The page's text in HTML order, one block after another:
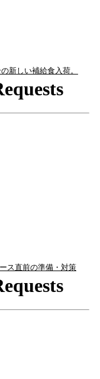
新しい補給食入荷。
ス直前の準備・対策